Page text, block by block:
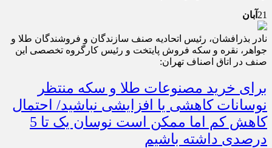
21 آبان
نادر بذرافشان، رئیس اتحادیه صنف سازندگان و فروشندگان طلا و
جواهر، نقره و سکه فروش پایتخت و رئیس کارگروه تخصصی این
صنف در اتاق اصناف تهران:
برای خرید مصنوعات طلا و سکه منتظر
نوسانات کاهشی یا افزایشی نباشید/ احتمال
کاهش کم اما ممکن است نوسان یک تا 5
درصدی داشته باشیم